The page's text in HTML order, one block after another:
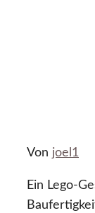
Von joel1
Ein Lego-